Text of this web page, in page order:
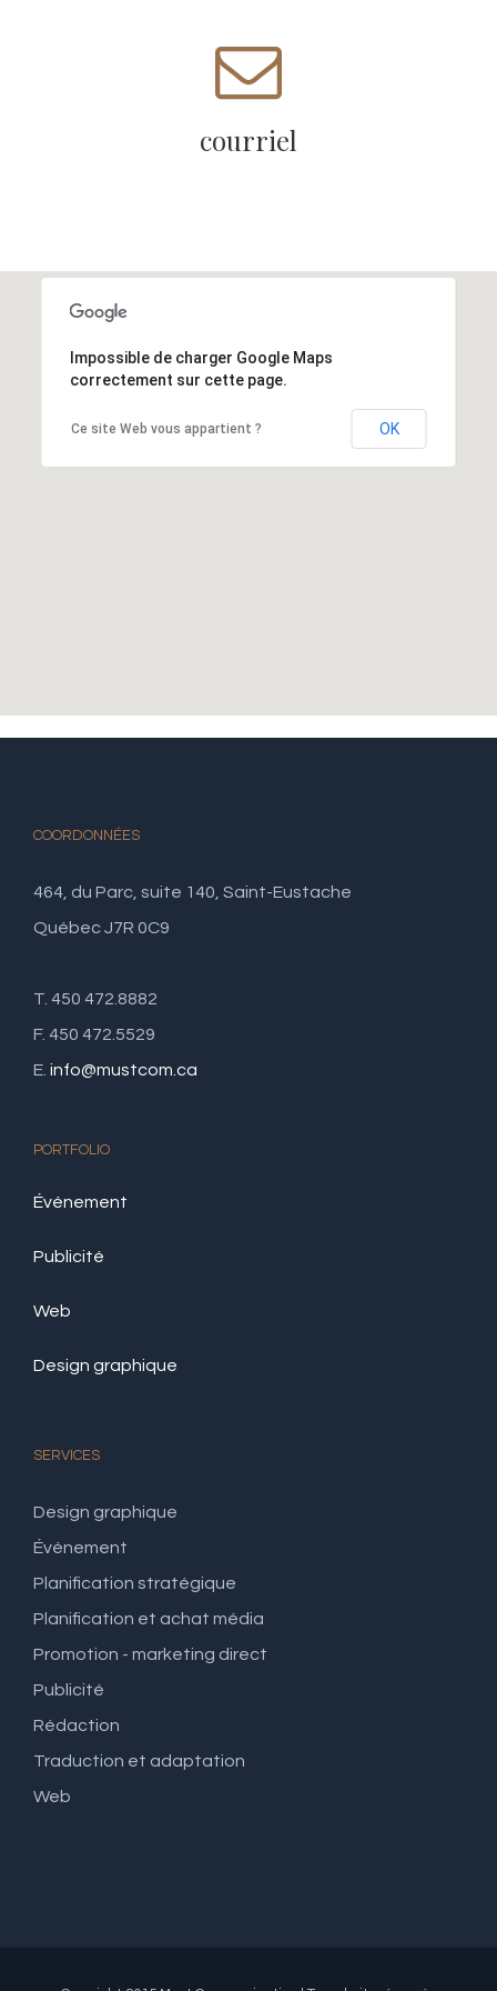
courriel
ÉCRIVEZ-NOUS
courriel
info@mustcom.ca
Impossible de charger Google Maps
correctement sur cette page.
Ce site Web vous appartient ? OK
COORDONNÉES
464, du Parc, suite 140, Saint-Eustache
Québec J7R 0C9
T. 450 472.8882
F. 450 472.5529
E. info@mustcom.ca
PORTFOLIO
Événement
Publicité
Web
Design graphique
SERVICES
Design graphique
Événement
Planification stratégique
Planification et achat média
Promotion - marketing direct
Publicité
Rédaction
Traduction et adaptation
Web